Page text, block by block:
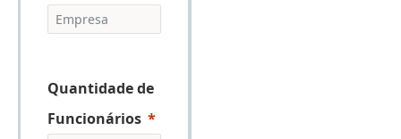
Quantidade de
Funcionários